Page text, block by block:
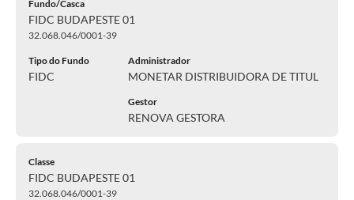
Fundo/Casca
FIDC BUDAPESTE 01
32.068.046/0001-39
Tipo do Fundo
FIDC
Administrador
MONETAR DISTRIBUIDORA DE TITUL
Gestor
RENOVA GESTORA
Classe
FIDC BUDAPESTE 01
32.068.046/0001-39